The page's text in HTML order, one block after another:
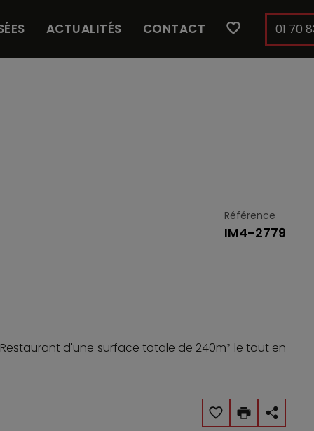
ACTUALITÉS CONTACT 01 70
Référence
IM4-2779
Restaurant d'une surface totale de 240m² le tout en